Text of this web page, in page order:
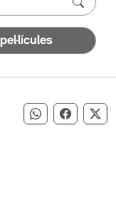
pel·lícules
Compartir